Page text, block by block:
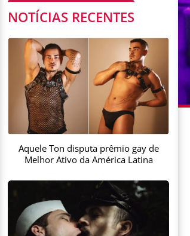
NOTÍCIAS RECENTES
Aquele Ton disputa prêmio gay de
Melhor Ativo da América Latina